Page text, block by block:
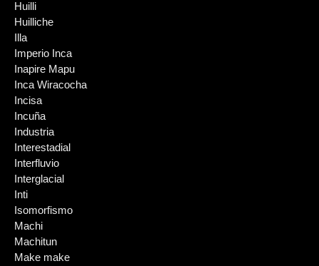
Huilli
Huilliche
Illa
Imperio Inca
Inapire Mapu
Inca Wiracocha
Incisa
Incuña
Industria
Interestadial
Interfluvio
Interglacial
Inti
Isomorfismo
Machi
Machitun
Make make